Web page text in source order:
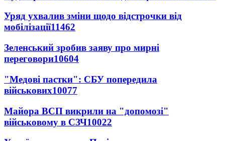
Уряд ухвалив зміни щодо відстрочки від
мобілізації11462
Зеленський зробив заяву про мирні
переговори10604
"Медові пастки": СБУ попередила
військових10077
Майора ВСП викрили на "допомозі"
військовому в СЗЧ10022